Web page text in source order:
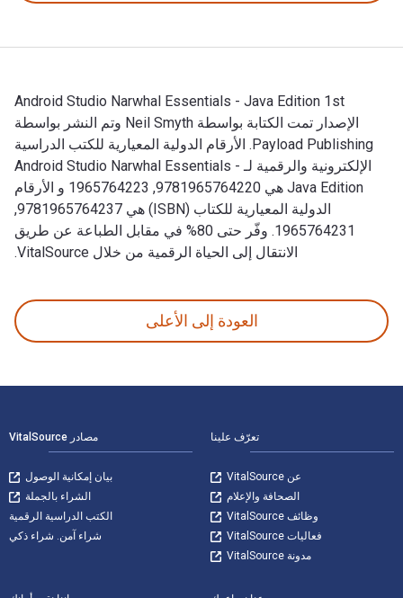
Android Studio Narwhal Essentials - Java Edition 1st
الإصدار تمت الكتابة بواسطة Neil Smyth وتم النشر بواسطة
Payload Publishing. الأرقام الدولية المعيارية للكتب الدراسية
الإلكترونية والرقمية لـ Android Studio Narwhal Essentials -
Java Edition هي 9781965764220, 1965764223 و الأرقام
الدولية المعيارية للكتاب (ISBN) هي 9781965764237,
1965764231. وفّر حتى 80% في مقابل الطباعة عن طريق
الانتقال إلى الحياة الرقمية من خلال VitalSource.
العودة إلى الأعلى
تعرّف علينا
عن VitalSource
الصحافة والإعلام
وظائف VitalSource
فعاليات VitalSource
مدونة VitalSource
مصادر VitalSource
بيان إمكانية الوصول
الشراء بالجملة
الكتب الدراسية الرقمية
شراء آمن. شراء ذكي